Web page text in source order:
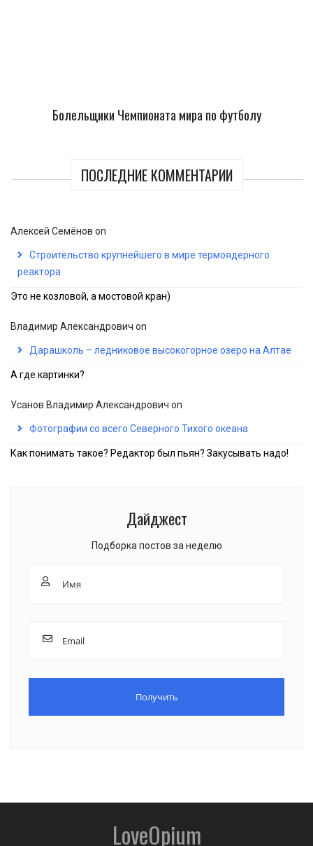
Болельщики Чемпионата мира по футболу
ПОСЛЕДНИЕ КОММЕНТАРИИ
Алексей Семёнов on
Строительство крупнейшего в мире термоядерного
реактора
Это не козловой, а мостовой кран)
Владимир Александрович on
Дарашколь – ледниковое высокогорное озеро на Алтае
А где картинки?
Усанов Владимир Александрович on
Фотографии со всего Северного Тихого океана
Как понимать такое? Редактор был пьян? Закусывать надо!
Дайджест
Подборка постов за неделю
LoveOpium